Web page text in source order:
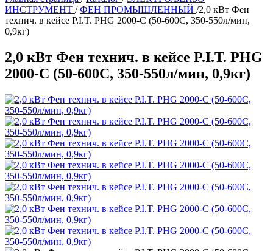
ИНСТРУМЕНТ / ФЕН ПРОМЫШЛЕННЫЙ /2,0 кВт Фен
технич. в кейсе P.I.T. PHG 2000-C (50-600С, 350-550л/мин,
0,9кг)
2,0 кВт Фен технич. в кейсе P.I.T. PHG
2000-C (50-600С, 350-550л/мин, 0,9кг)